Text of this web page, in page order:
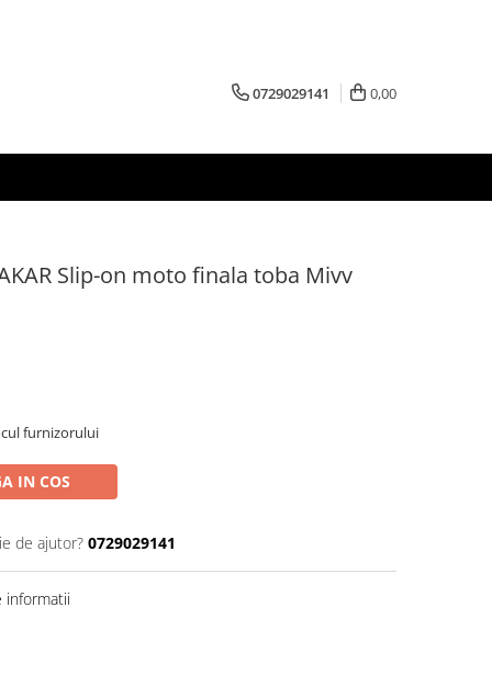
0729029141 0,00
Slip-on moto finala toba Mivv
furnizorului
IN COS
de ajutor? 0729029141
informatii